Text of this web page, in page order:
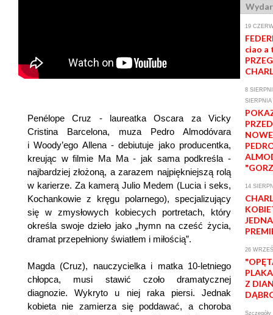
Penélope Cruz - laureatka Oscara za Vicky
Cristina Barcelona, muza Pedro Almodóvara
i Woody’ego Allena - debiutuje jako producentka,
kreując w filmie Ma Ma - jak sama podkreśla -
najbardziej złożoną, a zarazem najpiękniejszą rolą
w karierze. Za kamerą Julio Medem (Lucia i seks,
Kochankowie z kręgu polarnego), specjalizujący
się w zmysłowych kobiecych portretach, który
określa swoje dzieło jako „hymn na cześć życia,
dramat przepełniony światłem i miłością”.
Magda (Cruz), nauczycielka i matka 10-letniego
chłopca, musi stawić czoło dramatycznej
diagnozie. Wykryto u niej raka piersi. Jednak
kobieta nie zamierza się poddawać, a choroba
19
ciao
8
14
26
Z